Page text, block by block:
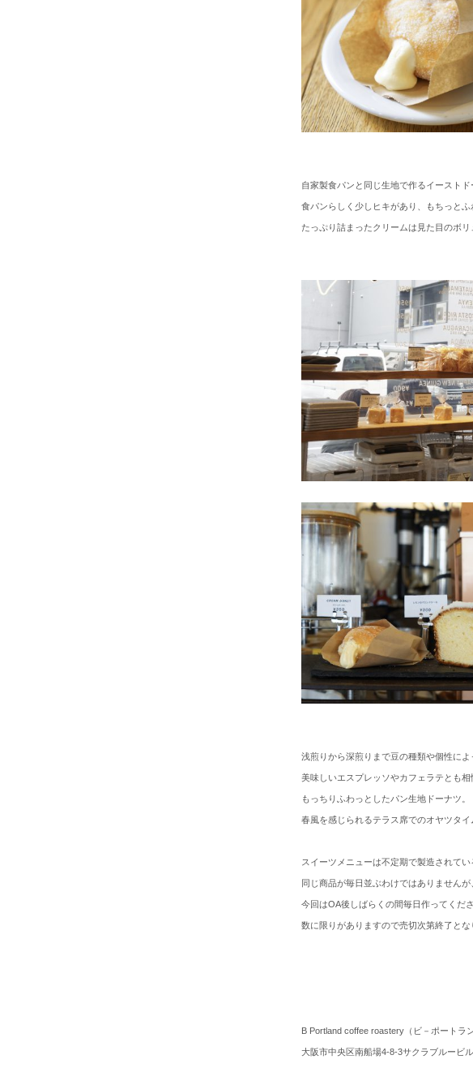
自家製食パンと同じ生地で作るイースト
食パンらしく少しヒキがあり、 もちっとふ
たっぷり詰まったクリームは見た目のボ
浅煎りから深煎りまで豆の種類や個性によ
美味しいエスプレッソやカフェラテとも相
もっちりふわっとしたパン生地ドーナツ。
春風を感じられるテラス席でのオヤツタ
スイーツメニューは不定期で製造されてい
同じ商品が毎日並ぶわけではありませんが
今回はOA後しばらくの間毎日作ってく だ
数に限りがありますので売切次第終了とな
B Portland coffee roastery（ビ－ポートラ
大阪市中央区南船場4-8-3サクラブルービ